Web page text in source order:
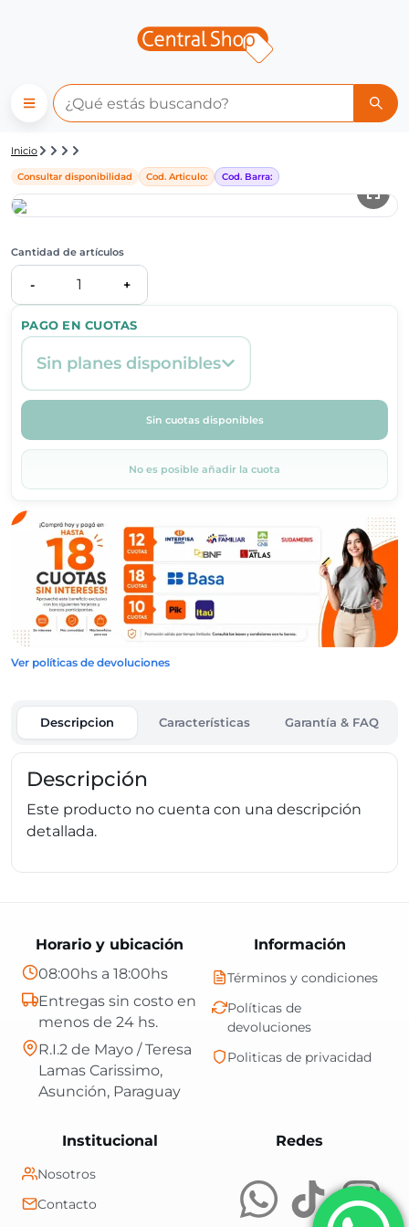
Detalle de producto | Central
Inicio
Consultar disponibilidad Cod. Articulo: Cod. Barra:
PAGO EN CUOTAS
Sin planes disponibles
Sin cuotas disponibles
No es posible añadir la cuota
Cantidad de artículos
- 1 +
Ver políticas de devoluciones
Descripcion Características Garantía & FAQ
Descripción
Este producto no cuenta con una descripción
detallada.
RedesCentral Shop es
Información
Términos y condiciones
Políticas de
devoluciones
Politicas de privacidad
Institucional
Nosotros
Contacto
Horario y ubicación
08:00hs a 18:00hs
Entregas sin costo en
menos de 24 hs.
R.I.2 de Mayo / Teresa
Lamas Carissimo,
Asunción, Paraguay